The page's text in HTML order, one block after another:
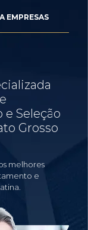
EMPRESAS
Seleção
Grosso
melhores
e